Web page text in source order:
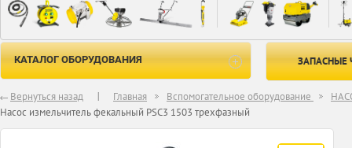
КАТАЛОГ ОБОРУДОВАНИЯ ЗАПАСНЫЕ
Вернуться назад Главная Вспомогательное оборудование
Насос измельчитель фекальный PSC3 1503 трехфазный